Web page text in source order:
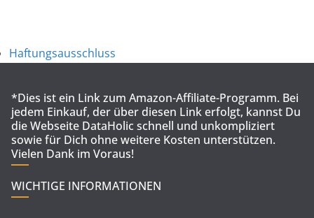
Haftungsausschluss
*Dies ist ein Link zum Amazon-Affiliate-Programm. Bei
jedem Einkauf, der über diesen Link erfolgt, kannst Du
die Webseite DataHolic schnell und unkompliziert
sowie für Dich ohne weitere Kosten unterstützen.
Vielen Dank im Voraus!
WICHTIGE INFORMATIONEN